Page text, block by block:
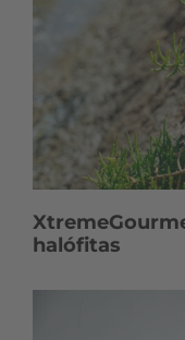
halófitas